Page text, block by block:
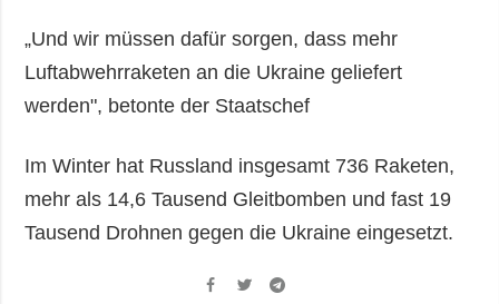
„Und wir müssen dafür sorgen, dass mehr
Luftabwehrraketen an die Ukraine geliefert
werden", betonte der Staatschef
Im Winter hat Russland insgesamt 736 Raketen,
mehr als 14,6 Tausend Gleitbomben und fast 19
Tausend Drohnen gegen die Ukraine eingesetzt.